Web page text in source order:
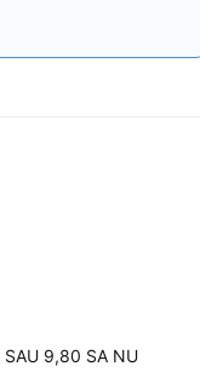
SAU 9,80 SA NU